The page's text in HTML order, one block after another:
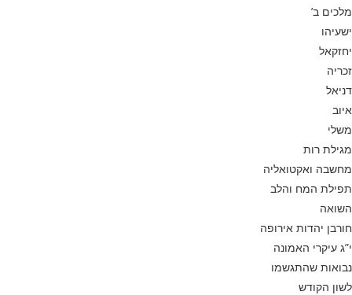
מלכים ב’
ישעיהו
יחזקאל
זכריה
דניאל
איוב
משלי
מגילת רות
מחשבה ואקטואליה
תפילת המח והלב
השואה
חורבן יהדות אירופה
י”ג עיקרי האמונה
נבואות שהתגשמו
לשון הקודש